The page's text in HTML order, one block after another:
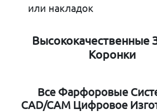
или накладок
Высококачественные
Коронки
Все Фарфоровые
CAD/CAM Цифровое